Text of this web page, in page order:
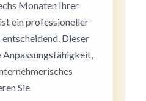
Monaten Ihrer
ein professioneller
entscheidend. Dieser
Sie